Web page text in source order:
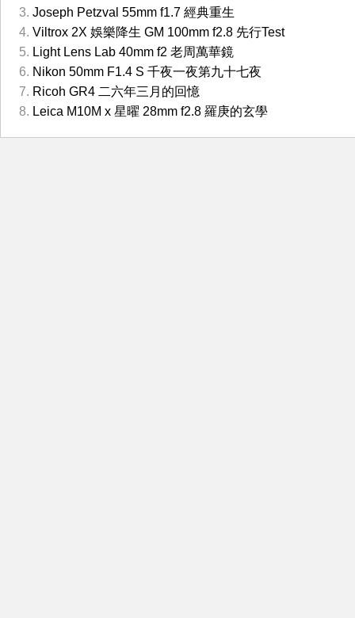
Joseph Petzval 55mm f1.7 經典重生
Viltrox 2X 娛樂降生 GM 100mm f2.8 先行Test
Light Lens Lab 40mm f2 老周萬華鏡
Nikon 50mm F1.4 S 千夜一夜第九十七夜
Ricoh GR4 二六年三月的回憶
Leica M10M x 星曜 28mm f2.8 羅庚的玄學